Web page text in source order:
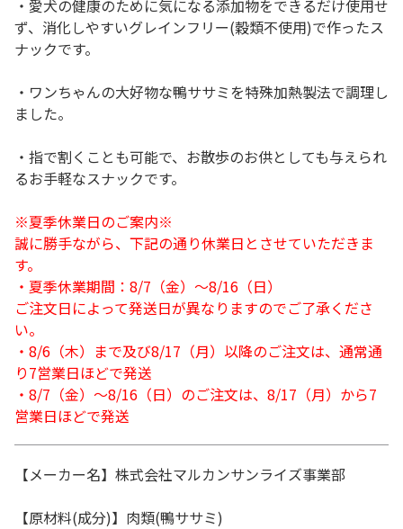
・愛犬の健康のために気になる添加物をできるだけ使用せ
ず、消化しやすいグレインフリー(穀類不使用)で作ったス
ナックです。
・ワンちゃんの大好物な鴨ササミを特殊加熱製法で調理し
ました。
・指で割くことも可能で、お散歩のお供としても与えられ
るお手軽なスナックです。
※夏季休業日のご案内※
誠に勝手ながら、下記の通り休業日とさせていただきま
す。
・夏季休業期間：8/7（金）～8/16（日）
ご注文日によって発送日が異なりますのでご了承くださ
い。
・8/6（木）まで及び8/17（月）以降のご注文は、通常通
り7営業日ほどで発送
・8/7（金）～8/16（日）のご注文は、8/17（月）から7
営業日ほどで発送
【メーカー名】株式会社マルカンサンライズ事業部
【原材料(成分)】肉類(鴨ササミ)